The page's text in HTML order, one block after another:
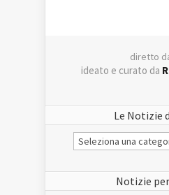
diretto
ideato e curato da
Le Notizie
Le
Notizie
Notizie